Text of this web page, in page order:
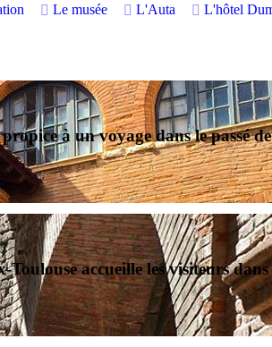
Le musée L'Auta L'hôtel
à un voyage dans le passé
Toulouse accueille les visiteurs